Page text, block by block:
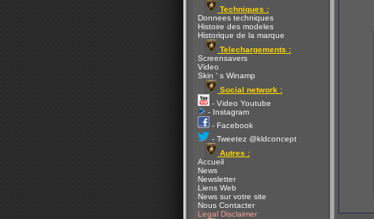
Techniques :
Donnees techniques
Histoire des modeles
Historique de la marque
Telechargements :
Screensavers
Video
Skin ' s Winamp
Social network :
- Video Youtube
- Instagram
- Facebook
- Tweetez @kldconcept
Autres :
Accueil
News
Newsletter
Liens Web
News sur votre site
Nous Contacter
Legal Disclaimer